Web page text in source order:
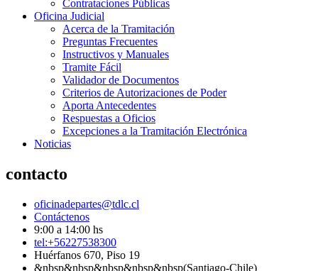
Contrataciones Públicas
Oficina Judicial
Acerca de la Tramitación
Preguntas Frecuentes
Instructivos y Manuales
Tramite Fácil
Validador de Documentos
Criterios de Autorizaciones de Poder
Aporta Antecedentes
Respuestas a Oficios
Excepciones a la Tramitación Electrónica
Noticias
contacto
oficinadepartes@tdlc.cl
Contáctenos
9:00 a 14:00 hs
tel:+56227538300
Huérfanos 670, Piso 19
&nbsp&nbsp&nbsp&nbsp&nbsp(Santiago-Chile)